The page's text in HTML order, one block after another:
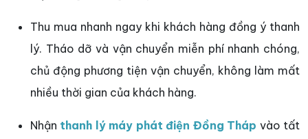
Thu mua nhanh ngay khi khách hàng đồng ý thanh
lý. Tháo dỡ và vận chuyển miễn phí nhanh chóng,
chủ động phương tiện vận chuyển, không làm mất
nhiều thời gian của khách hàng.
Nhận thanh lý máy phát điện Đồng Tháp vào tất